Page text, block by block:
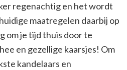
regenachtig en het wordt
maatregelen daarbij op
om je tijd thuis door te
en gezellige kaarsjes! Om
kandelaars en